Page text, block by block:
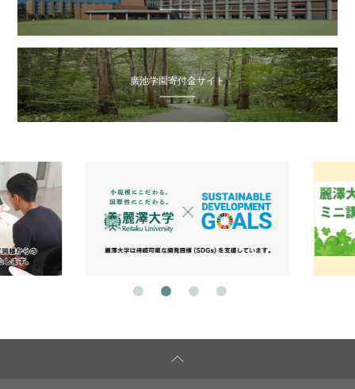
廣池学園寄付金サイト